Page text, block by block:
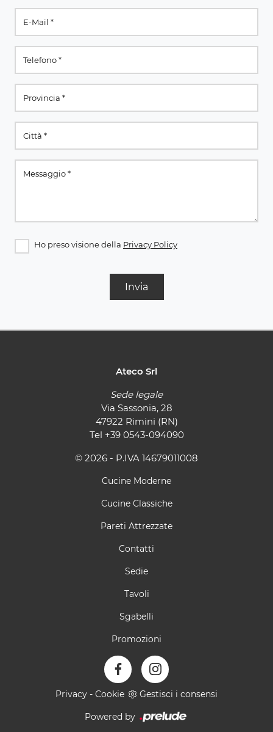
Ho preso visione della Privacy Policy
Invia
Ateco Srl
Sede legale
Via Sassonia, 28
47922 Rimini (RN)
Tel +39 0543-094090
© 2026 - P.IVA 14679011008
Cucine Moderne
Cucine Classiche
Pareti Attrezzate
Contatti
Sedie
Tavoli
Sgabelli
Promozioni
Privacy - Cookie Gestisci i consensi
Powered by